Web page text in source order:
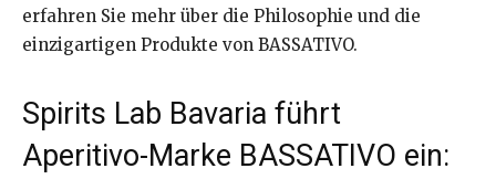
erfahren Sie mehr über die Philosophie und die
einzigartigen Produkte von BASSATIVO.
Spirits Lab Bavaria führt
Aperitivo-Marke BASSATIVO ein: